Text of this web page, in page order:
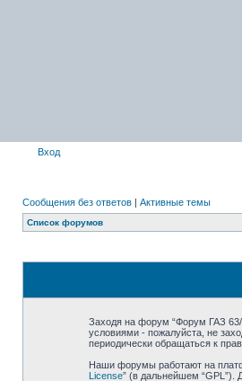
Вход
Сообщения без ответов | Активные темы
Список форумов
Заходя на форум “Форум ГАЗ
условиями - пожалуйста, не
периодически обращаться к
Наши форумы работают на
License” (в дальнейшем “GPL”).